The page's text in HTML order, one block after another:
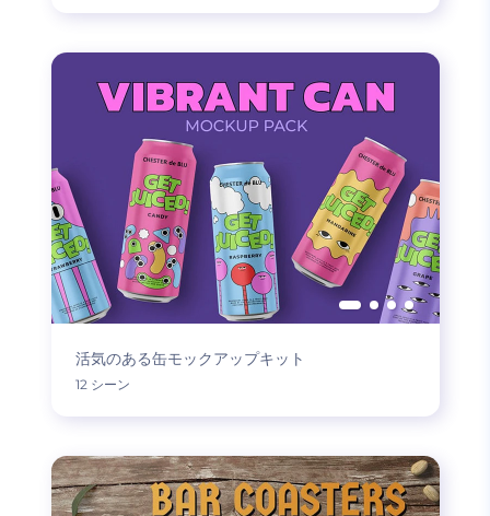
活気のある缶モックアップキット
12 シーン